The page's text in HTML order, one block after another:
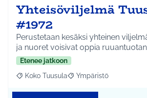
Yhteisöviljelmä
#1972
Perustetaan kesäksi yhteinen
ja nuoret voisivat oppia
Etenee jatkoon
Rajaa tulokset aihepiirin mukaan: Koko
Koko Tuusula Rajaa tulokset teeman
Ympäristö